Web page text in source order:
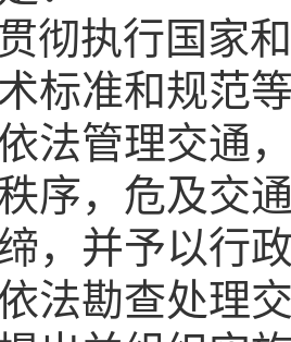
彻执行国家
标准和规范
法管理交通
序，危及交
，并予以行
法勘查处理